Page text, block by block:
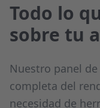
Todo lo
sobre tu
Nuestro panel
completa del
necesidad de